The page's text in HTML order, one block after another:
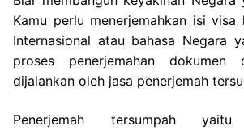
Kamu perlu menerjemahkan isi visa
Internasional atau bahasa Negara
proses penerjemahan
dijalankan oleh jasa penerjemah
Penerjemah tersumpah